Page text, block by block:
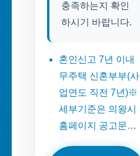
충족하는지 확인
혼인신고 7년 이내
무주택 신혼부부(사
업연도 직전 7년)※
세부기준은 의왕시
홈페이지 공고문…